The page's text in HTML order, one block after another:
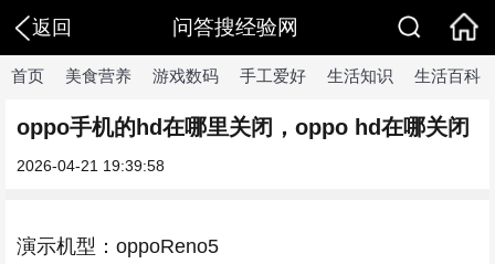
返回 问答搜经验网
首页 美食营养 游戏数码 手工爱好 生活知识 生活百科
oppo手机的hd在哪里关闭，oppo hd在哪关闭
2026-04-21 19:39:58
演示机型：oppoReno5